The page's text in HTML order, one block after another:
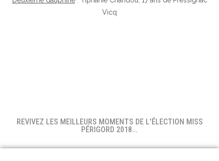
Vicq
REVIVEZ LES MEILLEURS MOMENTS DE L'ÉLECTION MISS
PÉRIGORD 2018...